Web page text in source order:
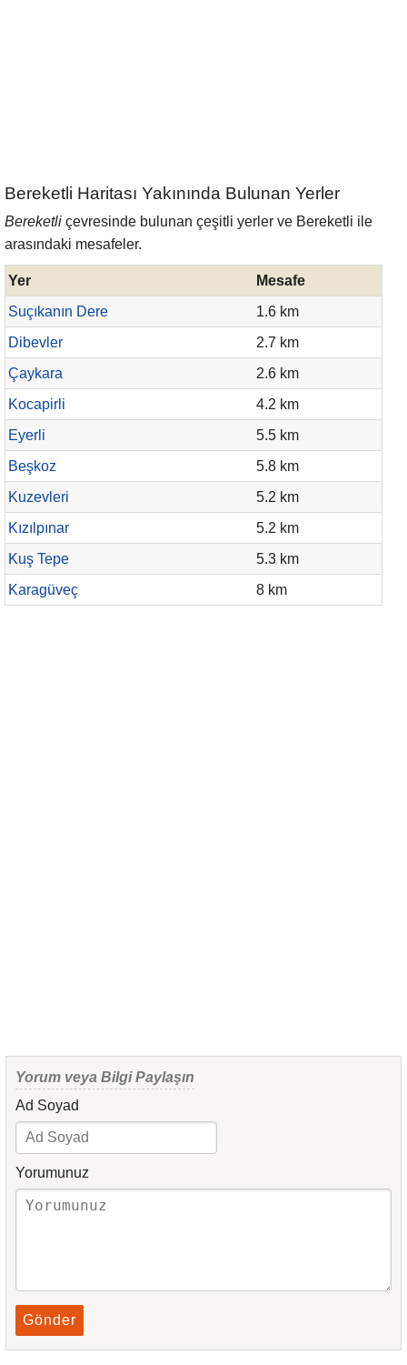
Bereketli Haritası Yakınında Bulunan Yerler
Bereketli çevresinde bulunan çeşitli yerler ve Bereketli ile
arasındaki mesafeler.
Yer
Mesafe
Suçıkanın Dere
1.6 km
Dibevler
2.7 km
Çaykara
2.6 km
Kocapirli
4.2 km
Eyerli
5.5 km
Beşkoz
5.8 km
Kuzevleri
5.2 km
Kızılpınar
5.2 km
Kuş Tepe
5.3 km
Karagüveç
8 km
Yorum veya Bilgi Paylaşın
Ad Soyad
Yorumunuz
Gönder